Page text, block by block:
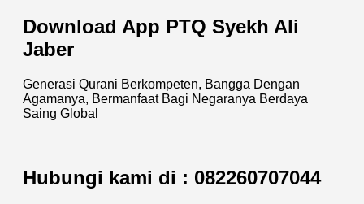
Download App PTQ Syekh Ali
Jaber
Generasi Qurani Berkompeten, Bangga Dengan
Agamanya, Bermanfaat Bagi Negaranya Berdaya
Saing Global
Hubungi kami di : 082260707044